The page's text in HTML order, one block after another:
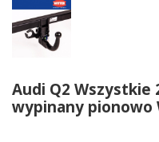
Audi Q2 Wszystkie
wypinany pionowo